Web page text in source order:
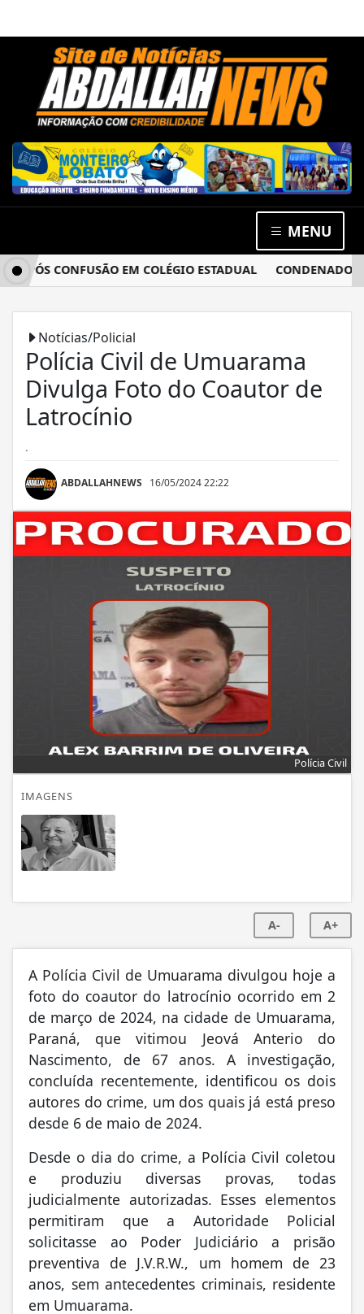
MENU
CONFUSÃO EM COLÉGIO ESTADUAL CONDENADO POR
Notícias/Policial
Polícia Civil de Umuarama
Divulga Foto do Coautor de
Latrocínio
ABDALLAHNEWS 16/05/2024 22:22
Polícia Civil
IMAGENS
A- A+
A Polícia Civil de Umuarama divulgou hoje a
foto do coautor do latrocínio ocorrido em 2
de março de 2024, na cidade de Umuarama,
Paraná, que vitimou Jeová Anterio do
Nascimento, de 67 anos. A investigação,
concluída recentemente, identificou os dois
autores do crime, um dos quais já está preso
desde 6 de maio de 2024.
Desde o dia do crime, a Polícia Civil coletou
e produziu diversas provas, todas
judicialmente autorizadas. Esses elementos
permitiram que a Autoridade Policial
solicitasse ao Poder Judiciário a prisão
preventiva de J.V.R.W., um homem de 23
anos, sem antecedentes criminais, residente
em Umuarama.